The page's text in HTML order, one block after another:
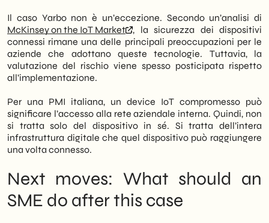
Il caso Yarbo non è un’eccezione. Secondo un’analisi di
McKinsey on the IoT Market
, la sicurezza dei dispositivi
connessi rimane una delle principali preoccupazioni per le
aziende che adottano queste tecnologie. Tuttavia, la
valutazione del rischio viene spesso posticipata rispetto
all’implementazione.
Per una PMI italiana, un device IoT compromesso può
significare l’accesso alla rete aziendale interna. Quindi, non
si tratta solo del dispositivo in sé. Si tratta dell’intera
infrastruttura digitale che quel dispositivo può raggiungere
una volta connesso.
Next moves: What should an
SME do after this case